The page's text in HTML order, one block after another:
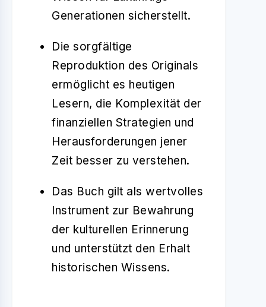
Generationen sicherstellt.
Die sorgfältige
Reproduktion des Originals
ermöglicht es heutigen
Lesern, die Komplexität der
finanziellen Strategien und
Herausforderungen jener
Zeit besser zu verstehen.
Das Buch gilt als wertvolles
Instrument zur Bewahrung
der kulturellen Erinnerung
und unterstützt den Erhalt
historischen Wissens.